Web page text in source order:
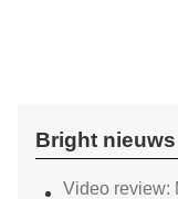
Bright nieuws
Video review: